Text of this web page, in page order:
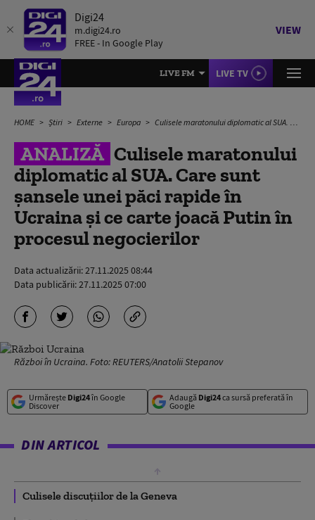
Digi24
m.digi24.ro
FREE - In Google Play
VIEW
LIVE FM LIVE TV
HOME Știri Externe Europa Culisele maratonului diplomatic al SUA. Care sunt șansele unei păci rapide în Ucraina și ce carte joacă Putin în procesul negocierilor
ANALIZĂ Culisele maratonului
diplomatic al SUA. Care sunt
șansele unei păci rapide în
Ucraina și ce carte joacă Putin în
procesul negocierilor
Data actualizării:27.11.2025 08:44
Data publicării:27.11.2025 07:00
Război în Ucraina. Foto: REUTERS/Anatolii Stepanov
Urmărește Digi24în Google
Discover
Adaugă Digi24ca sursă preferată în
Google
DIN ARTICOL
Culisele discuțiilor de la Geneva